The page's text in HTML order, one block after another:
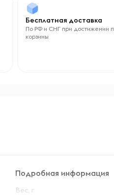
Бесплатная доставка
По РФ и СНГ при достижении
корзины
Подробная информация
Вес, г